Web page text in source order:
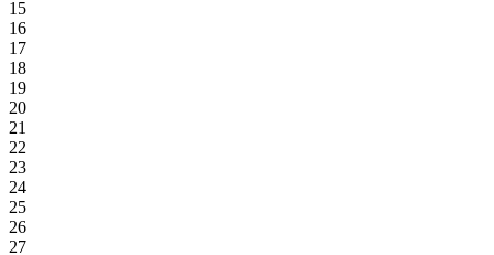
15
16
17
18
19
20
21
22
23
24
25
26
27